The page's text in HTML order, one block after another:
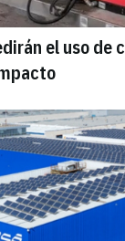
el uso de